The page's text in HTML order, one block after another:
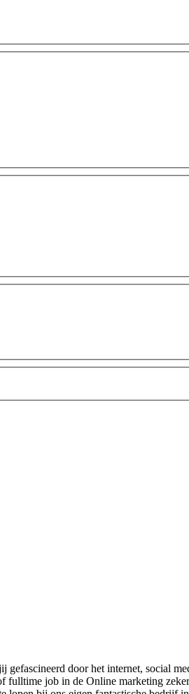
door het internet, social
fulltime job in de Online marketing